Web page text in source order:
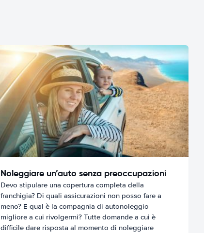
Noleggiare un’auto senza preoccupazioni
Devo stipulare una copertura completa della
franchigia? Di quali assicurazioni non posso fare a
meno? E qual è la compagnia di autonoleggio
migliore a cui rivolgermi? Tutte domande a cui è
difficile dare risposta al momento di noleggiare